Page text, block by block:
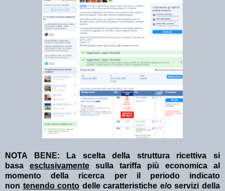
NOTA BENE: La scelta della struttura ricettiva si
basa esclusivamente sulla tariffa più economica al
momento della ricerca per il periodo indicato
non tenendo conto delle caratteristiche e/o servizi della